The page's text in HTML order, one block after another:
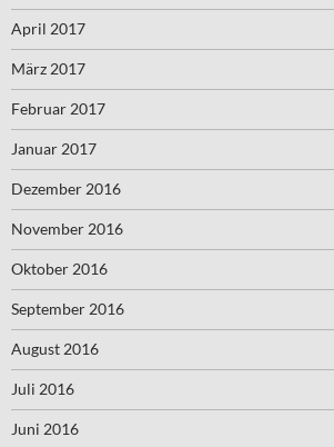
April 2017
März 2017
Februar 2017
Januar 2017
Dezember 2016
November 2016
Oktober 2016
September 2016
August 2016
Juli 2016
Juni 2016